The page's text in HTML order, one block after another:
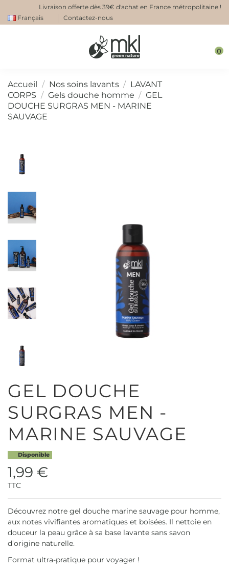
Livraison offerte dès 39€ d'achat en France métropolitaine !
Français
Contactez-nous
0
Accueil Nos soins lavants
LAVANT
CORPS
Gels douche homme
GEL
DOUCHE SURGRAS MEN - MARINE
SAUVAGE
GEL DOUCHE
SURGRAS MEN -
MARINE SAUVAGE
Disponible
1,99 €
TTC
Découvrez notre gel douche marine sauvage pour homme,
aux notes vivifiantes aromatiques et boisées. Il nettoie en
douceur la peau grâce à sa base lavante sans savon
d’origine naturelle.
Format ultra-pratique pour voyager !